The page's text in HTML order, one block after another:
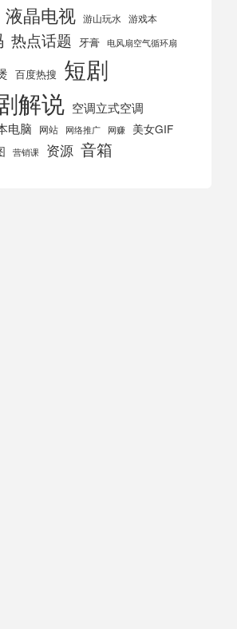
液晶电视 游山玩水 游戏本
热点话题 牙膏 电风扇空气循环扇
百度热搜 短剧
解说 空调立式空调
电脑 网站 网络推广 网赚
美女GIF
营销课 资源 音箱